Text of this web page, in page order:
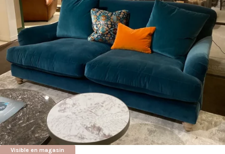
Visible en magasin